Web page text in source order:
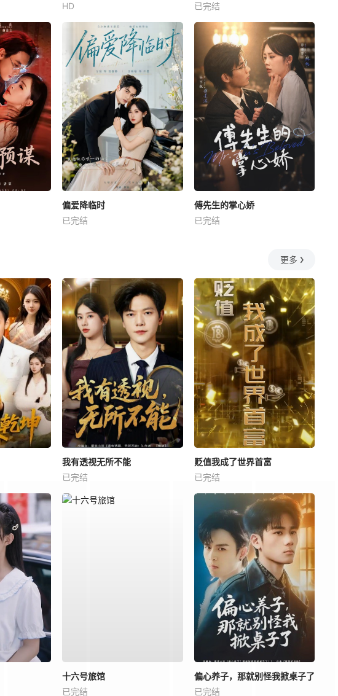
HD
已完结
偏爱降临时
已完结
傅先生的掌心娇
已完结
更多
我有透视无所不能
已完结
贬值我成了世界首富
已完结
十六号旅馆
已完结
偏心养子，那就别怪我掀桌子了
已完结